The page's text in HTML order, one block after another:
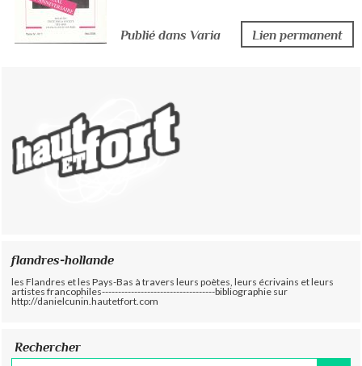
Publié dans Varia Lien permanent
flandres-hollande
les Flandres et les Pays-Bas à travers leurs poètes, leurs écrivains et leurs
artistes francophiles-----------------------------------bibliographie sur
http://danielcunin.hautetfort.com
Rechercher